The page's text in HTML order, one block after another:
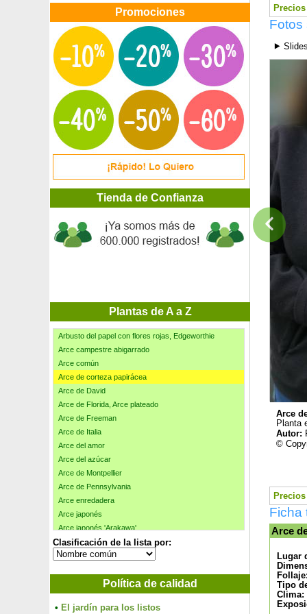
Promociones
Tienda de Confianza
Plantas de A a Z
Arándano enano autofértil
Arándano rojo
Arandano rojo, Cranberry
Arbol de angélica japonés
Árbol de Franklin
Árbol de hierro
Árbol de Judas
Árbol de Katsura
Árbol del alcanfor
Árbol de las abejas
Árbol de las pelucas
Árbol de las pelucas purpúreo
Árbol de las tulipas
Árbol del destino 'Fargesii'
Árbol de los pañuelos
Árbol del paraíso
Arbusto de la banana
Arbusto del papel con flores doradas, Edgeworthie
Arbusto del papel con flores rojas, Edgeworthie
Arce campestre abigarrado
Arce común
Arce de corteza papirácea
Arce de David
Arce de Florida, Arce plateado
Arce de Freeman
Arce de Italia
Arce del amor
Arce del azúcar
Arce de Montpellier
Arce de Pennsylvania
Arce enredadera
Arce japonés
Arce japonés 'Arakawa'
Arce japonés 'Atropurpureum'
Arce japonés 'Bloodgood'
Arce japonés 'Deshojo'
Arce japonés 'Dissectum garnet'
Arce japonés 'Dissectum viridis'
Clasificación de la lista por:
Política de calidad
• El jardín para los listos
Fotos
⯈
Arce
Planta
Autor:
©
Ficha
Arce
Lugar
Follaje:
Tipo
Clima: